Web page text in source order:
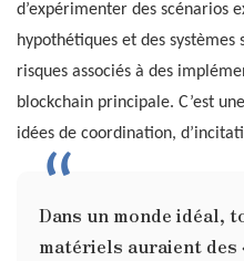
d’expérimenter des scénarios
hypothétiques et des systèmes
risques associés à des
blockchain principale. C’est
idées de coordination,
Dans un monde idéal,
matériels auraient des